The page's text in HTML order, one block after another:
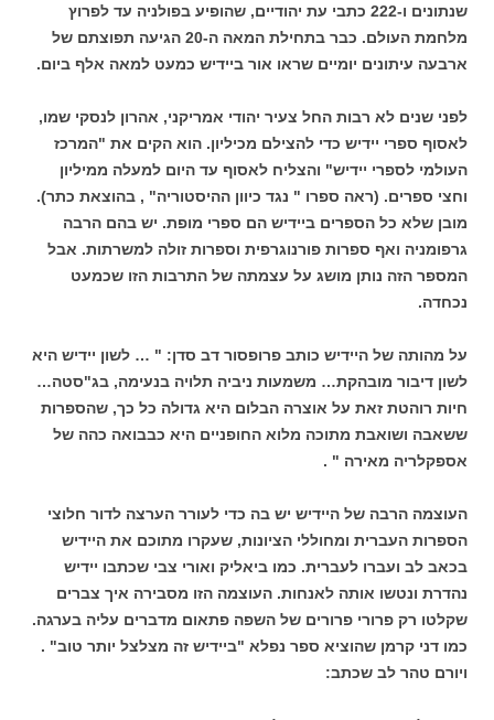
שנתונים ו-222 כתבי עת יהודיים, שהופיע בפולניה עד לפרוץ
מלחמת העולם. כבר בתחילת המאה ה-20 הגיעה תפוצתם של
ארבעה עיתונים יומיים שראו אור ביידיש כמעט למאה אלף ביום.
לפני שנים לא רבות החל צעיר יהודי אמריקני, אהרון לנסקי שמו,
לאסוף ספרי יידיש כדי להצילם מכיליון. הוא הקים את "המרכז
העולמי לספרי יידיש" והצליח לאסוף עד היום למעלה ממיליון
וחצי ספרים. (ראה ספרו " נגד כיוון ההיסטוריה" , בהוצאת כתר).
מובן שלא כל הספרים ביידיש הם ספרי מופת. יש בהם הרבה
גרפומניה ואף ספרות פורנוגרפית וספרות זולה למשרתות. אבל
המספר הזה נותן מושג על עצמתה של התרבות הזו שכמעט
נכחדה.
על מהותה של היידיש כותב פרופסור דב סדן: " … לשון יידיש היא
לשון דיבור מובהקת… משמעות ניביה תלויה בנעימה, בג"סטה…
חיות רוהטת זאת על אוצרה הבלום היא גדולה כל כך, שהספרות
ששאבה ושואבת מתוכה מלוא החופניים היא כבבואה כהה של
אספקלריה מאירה " .
העוצמה הרבה של היידיש יש בה כדי לעורר הערצה לדור חלוצי
הספרות העברית ומחוללי הציונות, שעקרו מתוכם את היידיש
בכאב לב ועברו לעברית. כמו ביאליק ואורי צבי שכתבו יידיש
נהדרת ונטשו אותה לאנחות. העוצמה הזו מסבירה איך צברים
שקלטו רק פרורי פרורים של השפה פתאום מדברים עליה בערגה.
כמו דני קרמן שהוציא ספר נפלא "ביידיש זה מצלצל יותר טוב" .
ויורם טהר לב שכתב: